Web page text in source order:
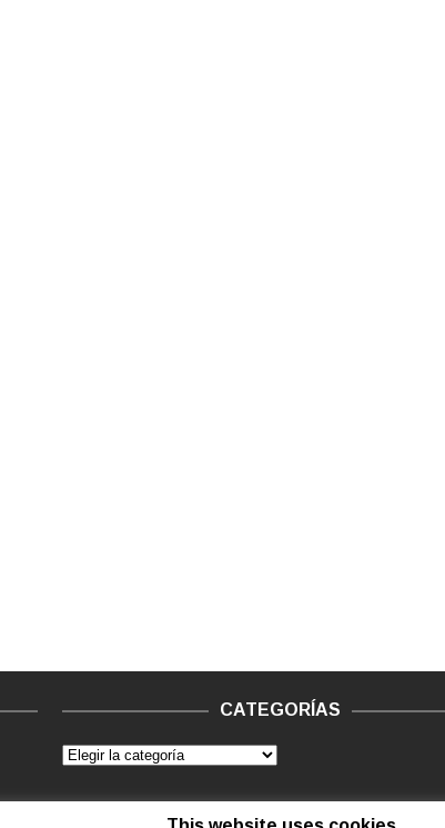
CATEGORÍAS